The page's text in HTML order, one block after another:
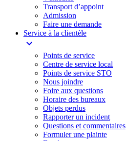
Transport d’appoint
Admission
Faire une demande
Service à la clientèle
expand_more
Points de service
Centre de service local
Points de service STO
Nous joindre
Foire aux questions
Horaire des bureaux
Objets perdus
Rapporter un incident
Questions et commentaires
Formuler une plainte